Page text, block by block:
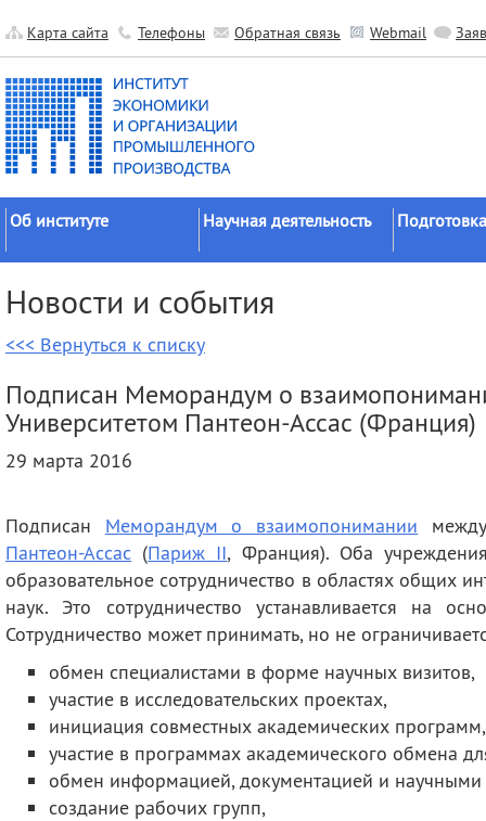
Карта сайта Телефоны Обратная связь Webmail
Об институте
Официальные документы
История
Научные подразделения
Прочие подразделения
Издательская
Контакты
Научная деятельность
исследований
Гранты
Научные школы
Публикации
советы
Целевое
Новости и события
<<< Вернуться к списку
Подписан Меморандум о
Университетом Пантеон-Ассас (Франция)
29 марта 2016
Подписан Меморандум о взаимопонимании
Пантеон-Ассас (Париж II, Франция). Оба
образовательное сотрудничество в областях общих
наук. Это сотрудничество устанавливается на
Сотрудничество может принимать, но не
обмен специалистами в форме научных визитов,
участие в исследовательских проектах,
инициация совместных академических программ,
участие в программах академического обмена
обмен информацией, документацией и
создание рабочих групп,